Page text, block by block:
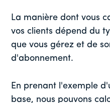
La manière dont vous
vos clients dépend du
que vous gérez et de
d'abonnement.
En prenant l'exemple
base, nous pouvons